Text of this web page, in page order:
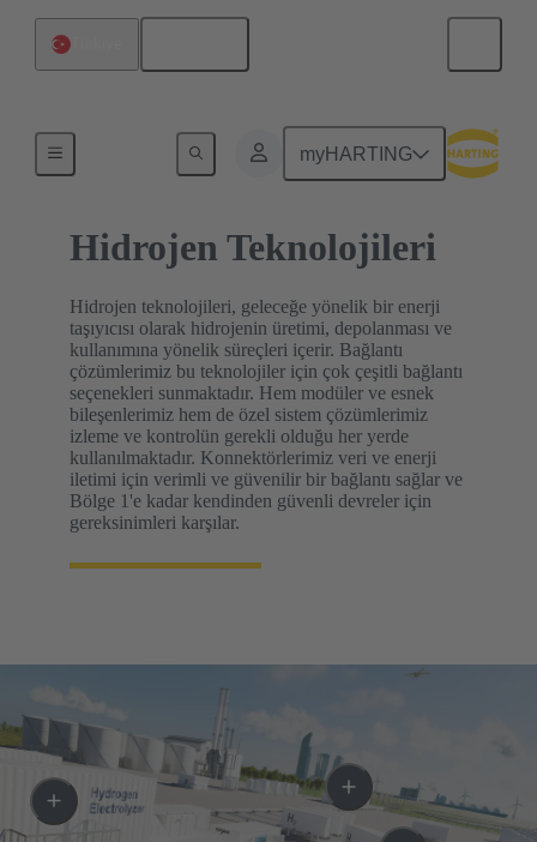
myHARTING
Hidrojen Teknolojileri
Hidrojen teknolojileri, geleceğe yönelik bir enerji
taşıyıcısı olarak hidrojenin üretimi, depolanması ve
kullanımına yönelik süreçleri içerir. Bağlantı
çözümlerimiz bu teknolojiler için çok çeşitli bağlantı
seçenekleri sunmaktadır. Hem modüler ve esnek
bileşenlerimiz hem de özel sistem çözümlerimiz
izleme ve kontrolün gerekli olduğu her yerde
kullanılmaktadır. Konnektörlerimiz veri ve enerji
iletimi için verimli ve güvenilir bir bağlantı sağlar ve
Bölge 1'e kadar kendinden güvenli devreler için
gereksinimleri karşılar.